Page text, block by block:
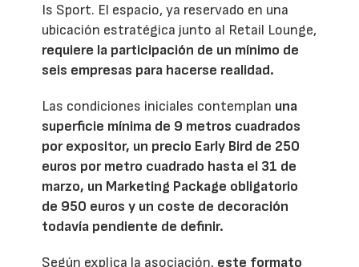
Is Sport. El espacio, ya reservado en una
ubicación estratégica junto al Retail Lounge,
requiere la participación de un mínimo de
seis empresas para hacerse realidad.
Las condiciones iniciales contemplan una
superficie mínima de 9 metros cuadrados
por expositor, un precio Early Bird de 250
euros por metro cuadrado hasta el 31 de
marzo, un Marketing Package obligatorio
de 950 euros y un coste de decoración
todavía pendiente de definir.
Según explica la asociación, este formato